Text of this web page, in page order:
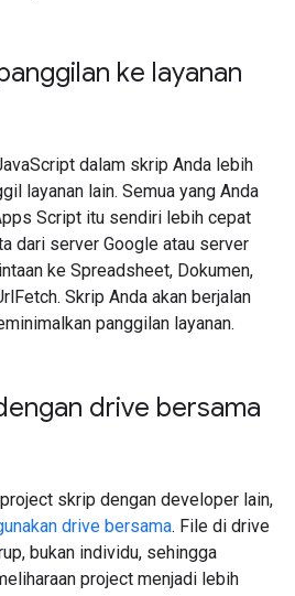
ke layanan
dalam skrip Anda lebih
layanan lain. Semua yang Anda
Script itu sendiri lebih cepat
dari server Google atau server
ke Spreadsheet, Dokumen,
Skrip Anda akan berjalan
panggilan layanan.
drive bersama
skrip dengan developer lain,
drive bersama. File di drive
bukan individu, sehingga
project menjadi lebih